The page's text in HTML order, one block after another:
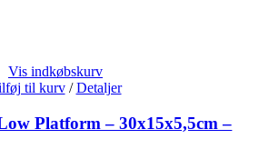
Vis indkøbskurv
til kurv / Detaljer
Platform – 30x15x5,5cm –